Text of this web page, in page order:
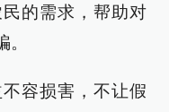
的需求，帮助对
容损害，不让假